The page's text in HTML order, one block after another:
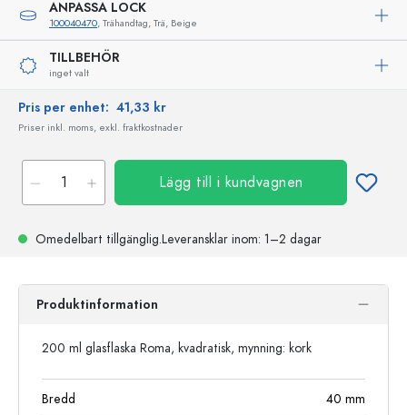
ANPASSA LOCK
100040470, Trähandtag, Trä, Beige
TILLBEHÖR
inget valt
Pris per enhet: 41,33 kr
Priser inkl. moms, exkl. fraktkostnader
Lägg till i kundvagnen
Omedelbart tillgänglig.Leveransklar inom: 1–2 dagar
Produktinformation
200 ml glasflaska Roma, kvadratisk, mynning: kork
Bredd 40 mm